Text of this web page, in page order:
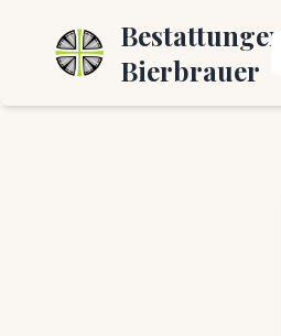
Bestattungen
Bierbrauer